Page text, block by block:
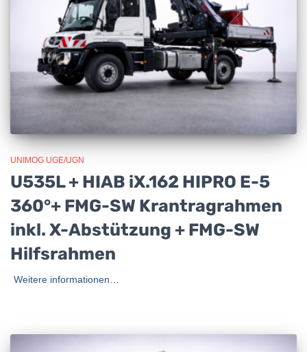
UNIMOG UGE/UGN
U535L + HIAB iX.162 HIPRO E-5
360°+ FMG-SW Krantragrahmen
inkl. X-Abstützung + FMG-SW
Hilfsrahmen
Weitere informationen…